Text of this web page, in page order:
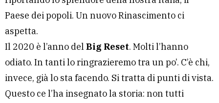
Paese dei popoli. Un nuovo Rinascimento ci
aspetta.
Il 2020 è l’anno del Big Reset. Molti l’hanno
odiato. In tanti lo ringrazieremo tra un po’. C’è chi,
invece, già lo sta facendo. Si tratta di punti di vista.
Questo ce l’ha insegnato la storia: non tutti